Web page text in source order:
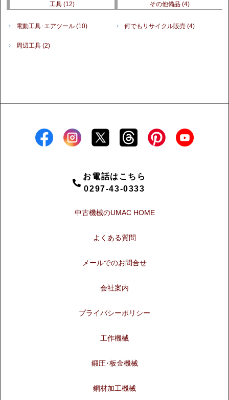
工具(12)
電動工具･エアツール(10)
周辺工具(2)
その他備品(4)
何でもリサイクル販売 (4)
お電話はこちら
0297-43-0333
中古機械のUMAC HOME
よくある質問
メールでのお問合せ
会社案内
プライバシーポリシー
工作機械
鍛圧･板金機械
鋼材加工機械